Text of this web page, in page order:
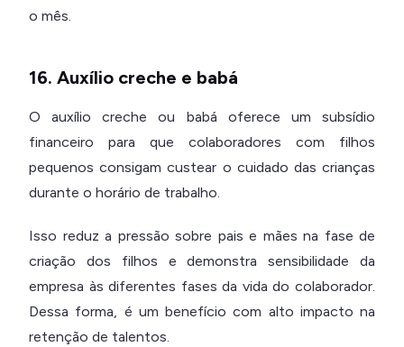
o mês.
16. Auxílio creche e babá
O auxílio creche ou babá oferece um subsídio
financeiro para que colaboradores com filhos
pequenos consigam custear o cuidado das crianças
durante o horário de trabalho.
Isso reduz a pressão sobre pais e mães na fase de
criação dos filhos e demonstra sensibilidade da
empresa às diferentes fases da vida do colaborador.
Dessa forma, é um benefício com alto impacto na
retenção de talentos.